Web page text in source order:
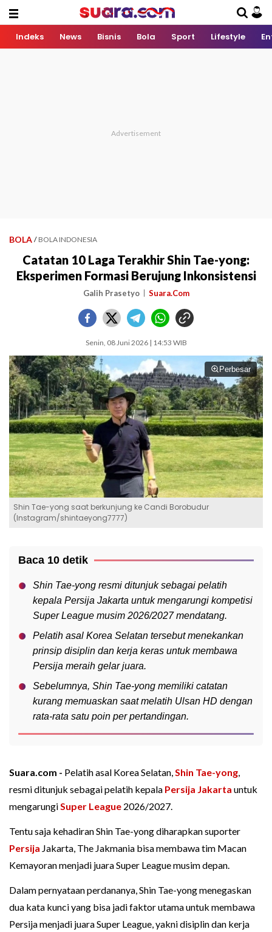
Indeks News Bisnis Bola Sport Lifestyle
BOLA / BOLA INDONESIA
Catatan 10 Laga Terakhir Shin Tae-yong:
Eksperimen Formasi Berujung Inkonsistensi
Galih Prasetyo Suara.Com
Senin, 08 Juni 2026 | 14:53 WIB
Perbesar
Shin Tae-yong saat berkunjung ke Candi Borobudur
(Instagram/shintaeyong7777)
Baca 10 detik
Shin Tae-yong resmi ditunjuk sebagai pelatih
kepala Persija Jakarta untuk mengarungi kompetisi
Super League musim 2026/2027 mendatang.
Pelatih asal Korea Selatan tersebut menekankan
prinsip disiplin dan kerja keras untuk membawa
Persija meraih gelar juara.
Sebelumnya, Shin Tae-yong memiliki catatan
kurang memuaskan saat melatih Ulsan HD dengan
rata-rata satu poin per pertandingan.
Suara.com - Pelatih asal Korea Selatan,Shin Tae-yong,
resmi ditunjuk sebagai pelatih kepala Persija Jakarta untuk
mengarungiSuper League 2026/2027.
Tentu saja kehadiran Shin Tae-yong diharapkan suporter
Persija Jakarta, The Jakmania bisa membawa tim Macan
Kemayoran menjadi juara Super League musim depan.
Dalam pernyataan perdananya, Shin Tae-yong menegaskan
dua kata kunci yang bisa jadi faktor utama untuk membawa
Persija menjadi juara Super League, yakni disiplin dan kerja